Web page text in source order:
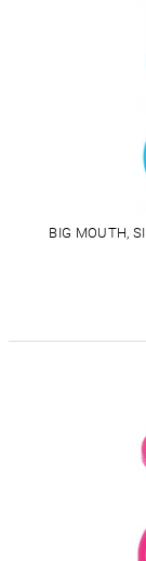
BIG MOUTH,